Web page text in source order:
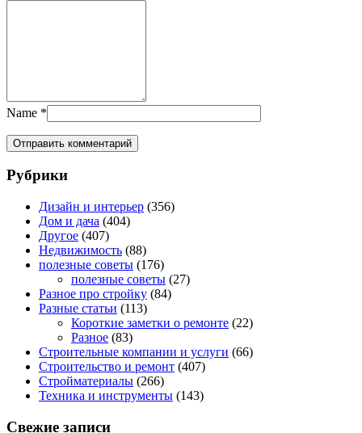
Name *
Рубрики
Дизайн и интерьер (356)
Дом и дача (404)
Другое (407)
Недвижимость (88)
полезные советы (176)
полезные советы (27)
Разное про стройку (84)
Разные статьи (113)
Короткие заметки о ремонте (22)
Разное (83)
Строительные компании и услуги (66)
Строительство и ремонт (407)
Стройматериалы (266)
Техника и инструменты (143)
Свежие записи